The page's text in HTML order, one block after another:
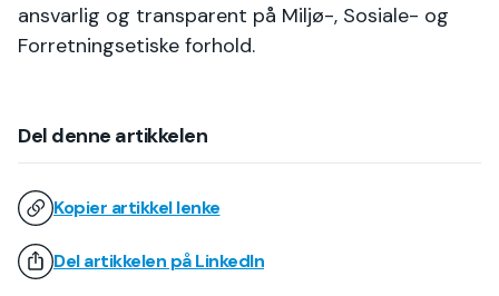
ansvarlig og transparent på Miljø-, Sosiale- og
Forretningsetiske forhold.
Del denne artikkelen
Kopier artikkel lenke
Del artikkelen på LinkedIn